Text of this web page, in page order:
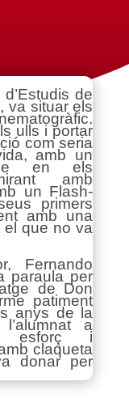
de
va situar els
ulls i portar
com seria
amb un
se en els
amb
un Flash-
primers
amb una
el que no va
Fernando
paraula per
de Don
patiment
anys de la
a
esforç i
claqueta
donar per